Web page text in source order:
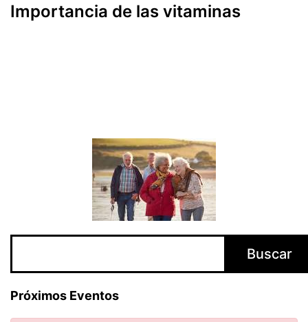
Importancia de las vitaminas
Buscar
Próximos Eventos